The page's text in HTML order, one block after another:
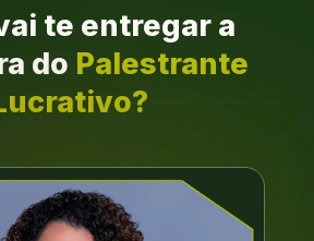
te entregar a
do Palestrante